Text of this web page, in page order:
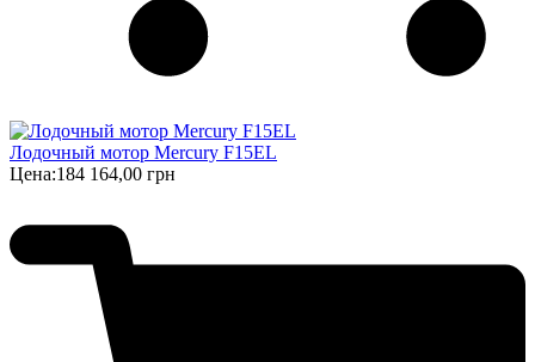
Лодочный мотор Mercury F15EL
Цена:184 164,00 грн